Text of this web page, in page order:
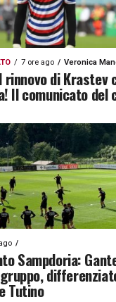
7 ore ago Veronica
di Krastev
Il comunicato del
Sampdoria:
Tutino